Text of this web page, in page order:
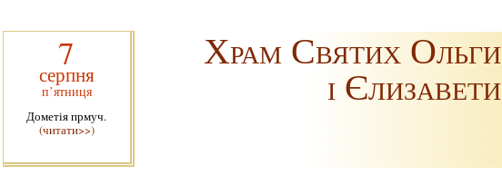
7
серпня
п’ятниця
Дометія прмуч.
(читати>>)
Храм Святих Ольги
і Єлизавети